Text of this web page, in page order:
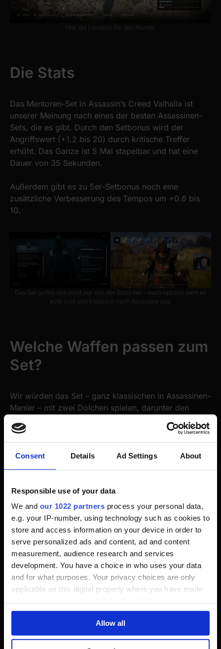
Consent Details Ad Settings About
Responsible use of your data
We and our 1022 partners process your personal data,
e.g. your IP-number, using technology such as cookies to
store and access information on your device in order to
serve personalized ads and content, ad and content
measurement, audience research and services
development. You have a choice in who uses your data
and for what purposes. Your privacy choices are only
applicable on this digital property where you have made
any time from the Cookie Declaration or by clicking on
Allow all
Hier die Location für den Mantel.
Die Stats
Das Mentoren-Set in Assassin’s Creed Valhalla ist
unserer Meinung nach eines der besten Assassinen-
Sets, die es gibt. Durch den Setbonus wird der
Angriffswert (+1.2 bis 20) durch kritische Treffer
erhöht. Das Ganze ist 5 Mal stapelbar und hat eine
Dauer von 35 Sekunden.
Außerdem gibt es zu 5er-Setbonus noch eine
zusätzliche Verbesserung des Tempos um +0.6 bis
10.
Das Set gefällt uns nicht nur von der Stats her – auch optisch sieht es
echt cool und klassisch nach Assassine aus.
Welche Waffen passen zum
Set?
Wir würden das Set – ganz klassischen in Assassinen-
Manier – mit zwei Dolchen spielen, darunter den
starken Dolch Suttungs Klaue. Wie du Suttungs Klaue
erhältst, kannst du im
Beitrag zu einer unseren
anderen liebsten Assassinen-Rüstungen in
Assassin’s Creed Valhalla
nachlesen.
Suttungs Klaue erhöht den Krit-Schaden nach jedem Treffer und ist